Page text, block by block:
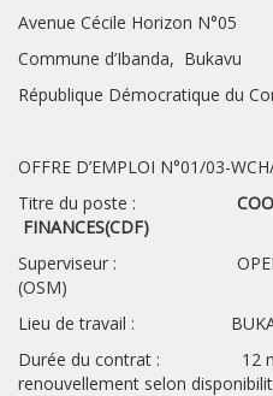
Avenue Cécile Horizon N°05
Commune d’Ibanda, Bukavu
République Démocratique du
OFFRE D’EMPLOI N°01/03-
Titre du poste :
FINANCES(CDF)
Superviseur :
(OSM)
Lieu de travail :
Durée du contrat : 12
renouvellement selon